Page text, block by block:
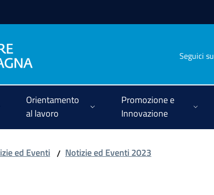
Seguici su
Orientamento
al lavoro
Promozione e
Innovazione
ed Eventi / Notizie ed Eventi 2023